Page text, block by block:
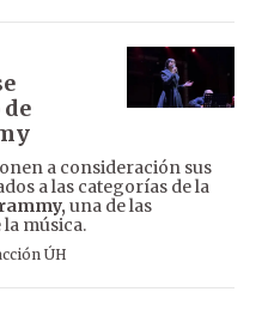
a consideración sus
a las categorías de la
una de las
música.
ÚH